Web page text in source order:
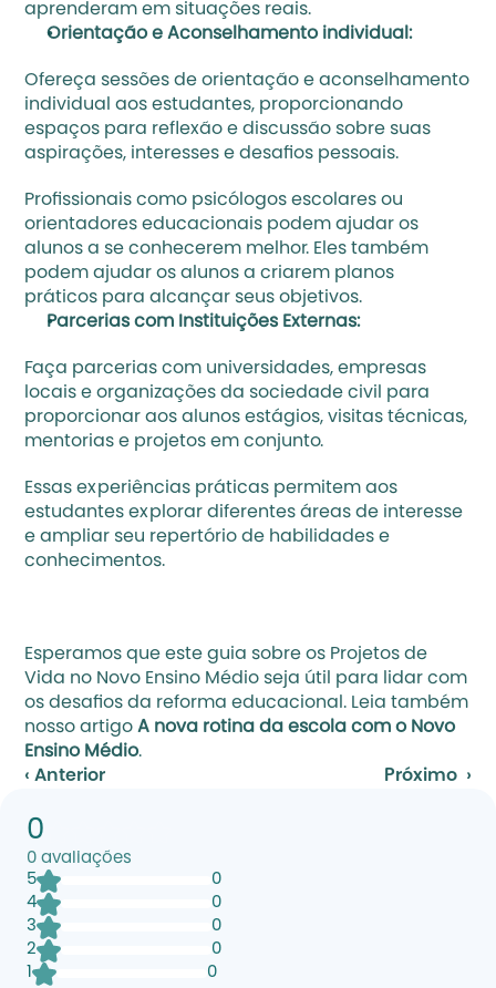
aprenderam em situações reais.
Orientação e Aconselhamento individual:
Ofereça sessões de orientação e aconselhamento
individual aos estudantes, proporcionando
espaços para reflexão e discussão sobre suas
aspirações, interesses e desafios pessoais.
Profissionais como psicólogos escolares ou
orientadores educacionais podem ajudar os
alunos a se conhecerem melhor. Eles também
podem ajudar os alunos a criarem planos
práticos para alcançar seus objetivos.
Parcerias com Instituições Externas:
Faça parcerias com universidades, empresas
locais e organizações da sociedade civil para
proporcionar aos alunos estágios, visitas técnicas,
mentorias e projetos em conjunto.
Essas experiências práticas permitem aos
estudantes explorar diferentes áreas de interesse
e ampliar seu repertório de habilidades e
conhecimentos.
Esperamos que este guia sobre os Projetos de
Vida no Novo Ensino Médio seja útil para lidar com
os desafios da reforma educacional. Leia também
nosso artigo A nova rotina da escola com o Novo
Ensino Médio.
‹ Anterior
Próximo  ›
0
0 avaliações
5
0
4
0
3
0
2
0
1
0